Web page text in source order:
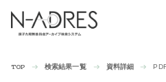
TOP 検索結果一覧 資料詳細